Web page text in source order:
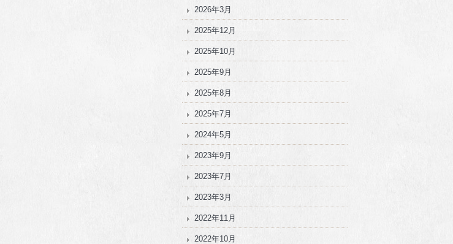
2026年3月
2025年12月
2025年10月
2025年9月
2025年8月
2025年7月
2024年5月
2023年9月
2023年7月
2023年3月
2022年11月
2022年10月